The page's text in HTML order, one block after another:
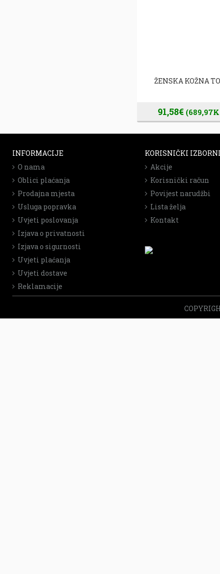
ŽENSKA KOŽNA
91,58€
INFORMACIJE
O nama
Oblici plaćanja
Prodajna mjesta
Usluga popravka
Uvjeti poslovanja
Izjava o privatnosti
Izjava o sigurnosti
Uvjeti plaćanja
Uvjeti dostave
Reklamacije
KORISNIČKI
Akcije
Korisnički račun
Povijest narudžbi
Lista želja
Kontakt